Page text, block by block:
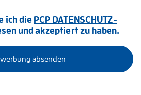
ich die PCP DATENSCHUTZ-
und akzeptiert zu haben.